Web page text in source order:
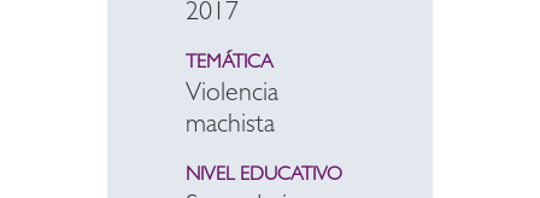
2017
TEMÁTICA
Violencia
machista
NIVEL EDUCATIVO